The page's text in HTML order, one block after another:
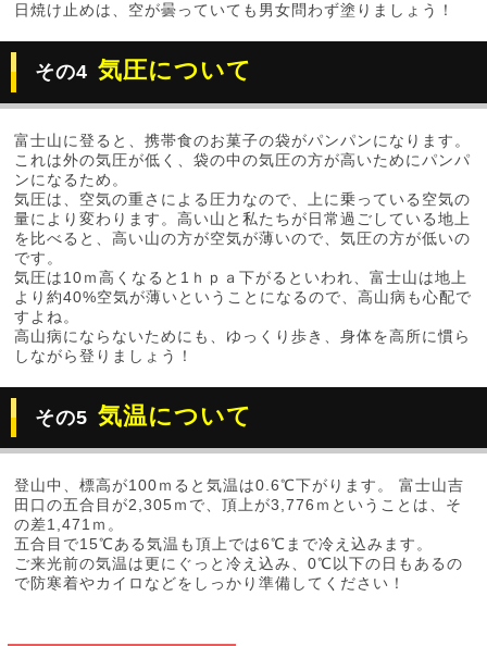
日焼け止めは、空が曇っていても男女問わず塗りましょう！
その4 気圧について
富士山に登ると、携帯食のお菓子の袋がパンパンになります。
これは外の気圧が低く、袋の中の気圧の方が高いためにパンパ
ンになるため。
気圧は、空気の重さによる圧力なので、上に乗っている空気の
量により変わります。高い山と私たちが日常過ごしている地上
を比べると、高い山の方が空気が薄いので、気圧の方が低いの
です。
気圧は10ｍ高くなると1ｈｐａ下がるといわれ、富士山は地上
より約40%空気が薄いということになるので、高山病も心配で
すよね。
高山病にならないためにも、ゆっくり歩き、身体を高所に慣ら
しながら登りましょう！
その5 気温について
登山中、標高が100ｍると気温は0.6℃下がります。 富士山吉
田口の五合目が2,305ｍで、頂上が3,776ｍということは、そ
の差1,471ｍ。
五合目で15℃ある気温も頂上では6℃まで冷え込みます。
ご来光前の気温は更にぐっと冷え込み、0℃以下の日もあるの
で防寒着やカイロなどをしっかり準備してください！